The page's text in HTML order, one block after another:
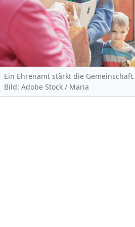
Ein Ehrenamt stärkt die Gemeinschaft.
Bild: Adobe Stock / Maria